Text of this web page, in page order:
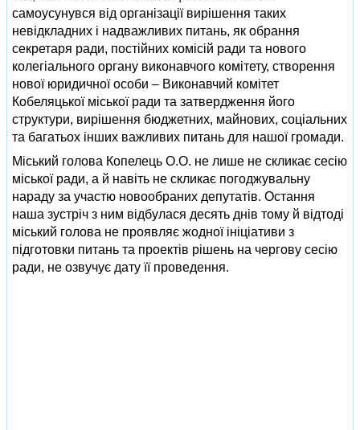
самоусунувся від організації вирішення таких
невідкладних і надважливих питань, як обрання
секретаря ради, постійних комісій ради та нового
колегіального органу виконавчого комітету, створення
нової юридичної особи – Виконавчий комітет
Кобеляцької міської ради та затвердження його
структури, вирішення бюджетних, майнових, соціальних
та багатьох інших важливих питань для нашої громади.
Міський голова Копелець О.О. не лише не скликає сесію
міської ради, а й навіть не скликає погоджувальну
нараду за участю новообраних депутатів. Остання
наша зустріч з ним відбулася десять днів тому й відтоді
міський голова не проявляє жодної ініціативи з
підготовки питань та проектів рішень на чергову сесію
ради, не озвучує дату її проведення.